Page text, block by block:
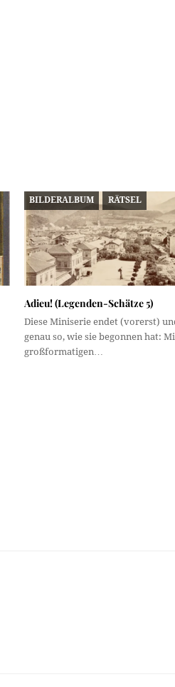
BILDERALBUM RÄTSEL
Adieu! (Legenden-Schätze 5)
Diese Miniserie endet (vorerst)
genau so, wie sie begonnen hat:
großformatigen…